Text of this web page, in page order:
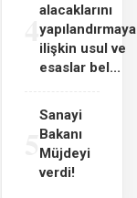
4alacaklarını
yapılandırmaya
ilişkin usul ve
esaslar bel...
Sanayi
Bakanı
Müjdeyi
verdi!